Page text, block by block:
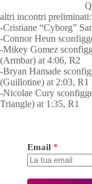
altri incontri preliminati:
-Cristiane “Cyborg”
-Connor Heun
-Mikey Gomez
(Armbar) at 4:06, R2
-Bryan Hamade
(Guillotine) at 2:03, R1
-Nicolae Cury
Triangle) at 1:35, R1
Email *